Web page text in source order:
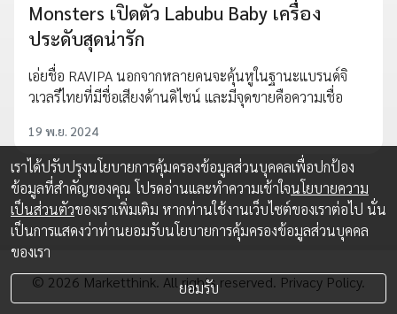
Monsters เปิดตัว Labubu Baby เครื่อง
ประดับสุดน่ารัก
เอ่ยชื่อ RAVIPA นอกจากหลายคนจะคุ้นหูในฐานะแบรนด์จิ
วเวลรีไทยที่มีชื่อเสียงด้านดิไซน์ และมีจุดขายคือความเชื่อ
19 พ.ย. 2024
© 2026 Marketthink. All rights reserved. Privacy Policy.
เราได้ปรับปรุงนโยบายการคุ้มครองข้อมูลส่วนบุคคลเพื่อปกป้อง
ข้อมูลที่สำคัญของคุณ โปรดอ่านและทำความเข้าใจนโยบายความ
เป็นส่วนตัวของเราเพิ่มเติม หากท่านใช้งานเว็บไซต์ของเราต่อไป นั่น
เป็นการแสดงว่าท่านยอมรับนโยบายการคุ้มครองข้อมูลส่วนบุคคล
ของเรา
ยอมรับ